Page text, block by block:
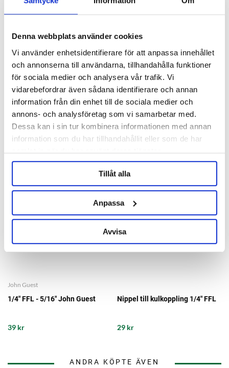
Denna webbplats använder cookies
Vi använder enhetsidentifierare för att anpassa innehållet
och annonserna till användarna, tillhandahålla funktioner
för sociala medier och analysera vår trafik. Vi
vidarebefordrar även sådana identifierare och annan
information från din enhet till de sociala medier och
annons- och analysföretag som vi samarbetar med.
Dessa kan i sin tur kombinera informationen med annan
information som du har tillhandahållit eller som de har
samlat in när du har använt deras tjänster.
Tillåt alla
Anpassa
Avvisa
EPDM Packning 1.5" TC
29 kr
John Guest
1/4" FFL - 3/8" John Guest
39 kr
John Guest
1/4" FFL - 5/16" John Guest
39 kr
Nippel till kulkoppling 1/4" FFL
29 kr
ANDRA KÖPTE ÄVEN